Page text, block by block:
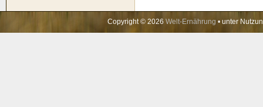
Copyright © 2026 Welt-Ernährung • unter